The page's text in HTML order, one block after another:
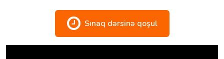
Sınaq dərsinə qoşul